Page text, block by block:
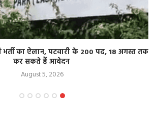
भर्ती का ऐलान, पटवारी के 200 पद, 18 अगस्त तक
कर सकते हैं आवेदन
August 5, 2026